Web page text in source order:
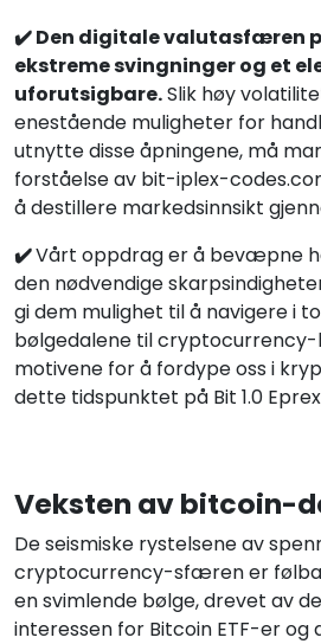
✔️ Den digitale valutasfæren
ekstreme svingninger og et
uforutsigbare.Slik høy
enestående muligheter for
utnytte disse åpningene, må
forståelse av bit-iplex-
å destillere markedsinnsikt
✔️Vårt oppdrag er å bevæpne
den nødvendige
gi dem mulighet til å navigere i
bølgedalene til cryptocurrency-
motivene for å fordype oss i
dette tidspunktet på Bit 1.0
Veksten av bitcoin-
De seismiske rystelsene av
cryptocurrency-sfæren er
en svimlende bølge, drevet av
interessen for Bitcoin ETF-er